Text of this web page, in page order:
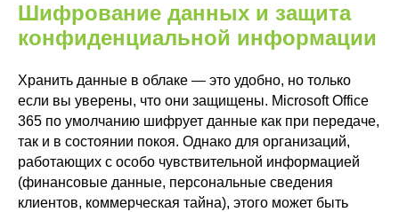
Шифрование данных и защита
конфиденциальной информации
Хранить данные в облаке — это удобно, но только
если вы уверены, что они защищены. Microsoft Office
365 по умолчанию шифрует данные как при передаче,
так и в состоянии покоя. Однако для организаций,
работающих с особо чувствительной информацией
(финансовые данные, персональные сведения
клиентов, коммерческая тайна), этого может быть